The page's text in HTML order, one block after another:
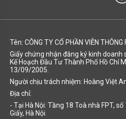
Tên: CÔNG TY CỔ PHẦN VIỄN THÔNG
Giấy chứng nhận đăng ký kinh doanh
Kế Hoạch Đầu Tư Thành Phố Hồ Chí
13/09/2005.
Người chịu trách nhiệm: Hoàng Việt
Địa chỉ:
- Tại Hà Nội: Tầng 18 Toà nhà FPT,
Giấy, Hà Nội.